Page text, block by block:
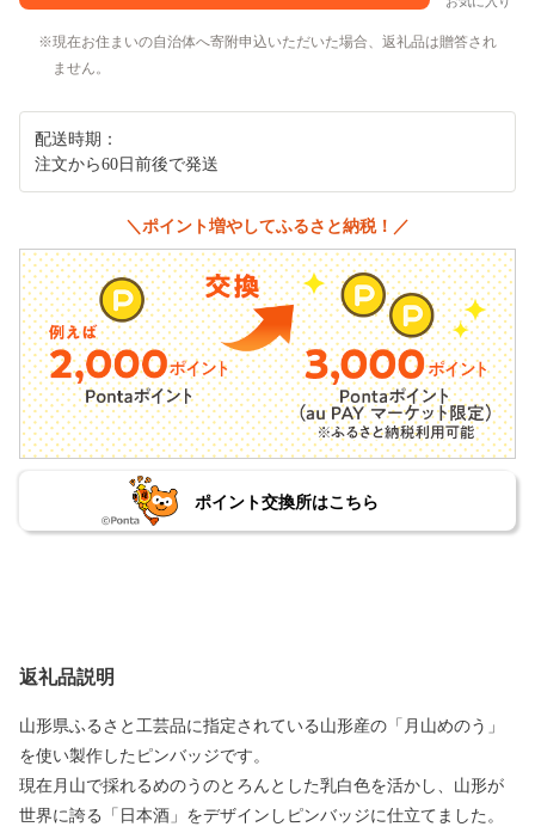
現在お住まいの自治体へ寄附申込いただいた場合、返礼品は贈答され
ません。
配送時期：
注文から60日前後で発送
＼ポイント増やしてふるさと納税！／
ポイント交換所はこちら
返礼品説明
山形県ふるさと工芸品に指定されている山形産の「月山めのう」
を使い製作したピンバッジです。
現在月山で採れるめのうのとろんとした乳白色を活かし、山形が
世界に誇る「日本酒」をデザインしピンバッジに仕立てました。